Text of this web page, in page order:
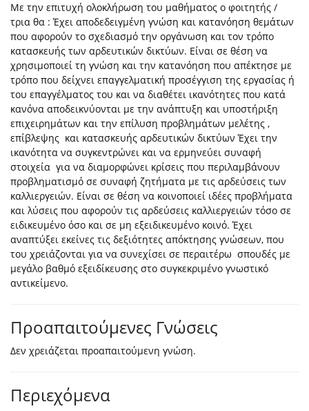
Με την επιτυχή ολοκλήρωση του μαθήματος ο φοιτητής /
τρια θα : Έχει αποδεδειγμένη γνώση και κατανόηση θεμάτων
που αφορούν το σχεδιασμό την οργάνωση και τον τρόπο
κατασκευής των αρδευτικών δικτύων. Είναι σε θέση να
χρησιμοποιεί τη γνώση και την κατανόηση που απέκτησε με
τρόπο που δείχνει επαγγελματική προσέγγιση της εργασίας ή
του επαγγέλματος του και να διαθέτει ικανότητες που κατά
κανόνα αποδεικνύονται με την ανάπτυξη και υποστήριξη
επιχειρημάτων και την επίλυση προβλημάτων μελέτης ,
επίβλεψης και κατασκευής αρδευτικών δικτύων Έχει την
ικανότητα να συγκεντρώνει και να ερμηνεύει συναφή
στοιχεία για να διαμορφώνει κρίσεις που περιλαμβάνουν
προβληματισμό σε συναφή ζητήματα με τις αρδεύσεις των
καλλιεργειών. Είναι σε θέση να κοινοποιεί ιδέες προβλήματα
και λύσεις που αφορούν τις αρδεύσεις καλλιεργειών τόσο σε
ειδικευμένο όσο και σε μη εξειδικευμένο κοινό. Έχει
αναπτύξει εκείνες τις δεξιότητες απόκτησης γνώσεων, που
του χρειάζονται για να συνεχίσει σε περαιτέρω σπουδές με
μεγάλο βαθμό εξειδίκευσης στο συγκεκριμένο γνωστικό
αντικείμενο.
Προαπαιτούμενες Γνώσεις
Δεν χρειάζεται προαπαιτούμενη γνώση.
Περιεχόμενα